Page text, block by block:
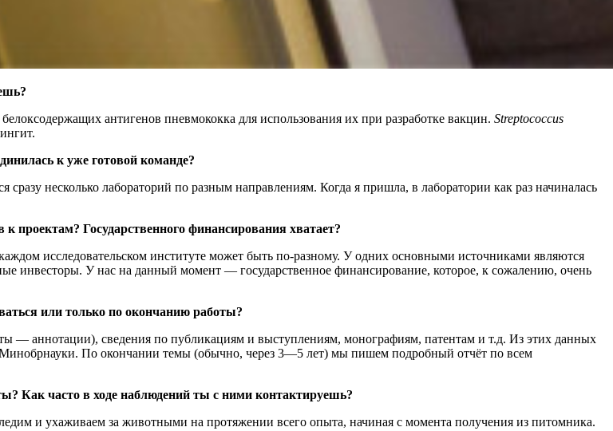
антигенов пневмококка для использования их при разработке вакцин. Streptococcus
к уже готовой команде?
несколько лабораторий по разным направлениям. Когда я пришла, в лаборатории как раз начиналась
проектам? Государственного финансирования хватает?
исследовательском институте может быть по-разному. У одних основными источниками являются
инвесторы. У нас на данный момент — государственное финансирование, которое, к сожалению, очень
или только по окончанию работы?
— аннотации), сведения по публикациям и выступлениям, монографиям, патентам и т.д. Из этих данных
По окончании темы (обычно, через 3—5 лет) мы пишем подробный отчёт по всем
Как часто в ходе наблюдений ты с ними контактируешь?
и ухаживаем за животными на протяжении всего опыта, начиная с момента получения из питомника.